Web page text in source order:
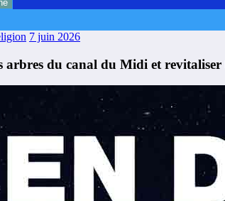
7 juin 2026
arbres du canal du Midi et revitaliser